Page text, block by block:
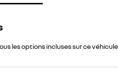
les options incluses sur ce véhicule